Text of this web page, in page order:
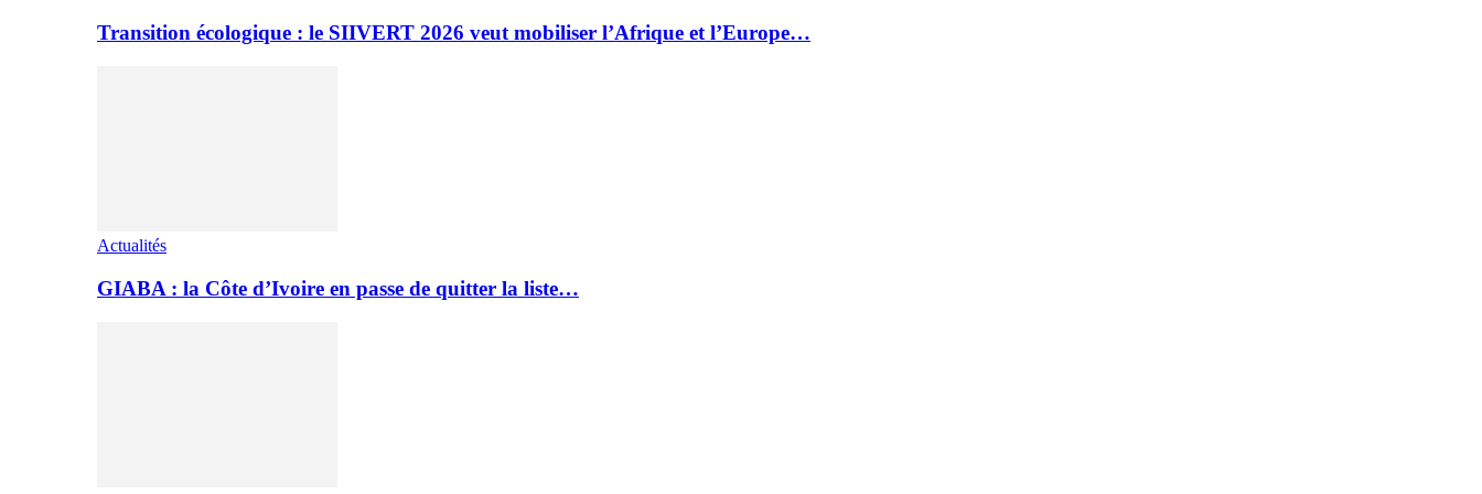
Transition écologique : le SIIVERT 2026 veut mobiliser l’Afrique et l’Europe…
Actualités
GIABA : la Côte d’Ivoire en passe de quitter la liste…